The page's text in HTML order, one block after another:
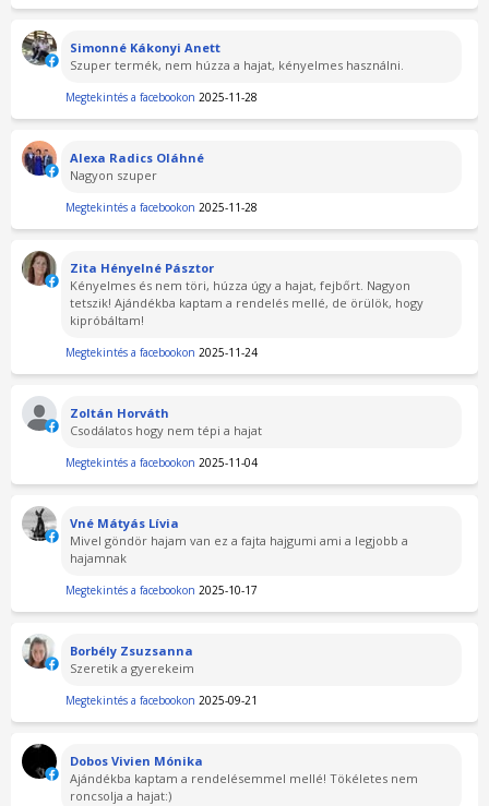
Simonné Kákonyi Anett
Szuper termék, nem húzza a hajat, kényelmes használni.
Megtekintés a facebookon 2025-11-28
Alexa Radics Oláhné
Nagyon szuper
Megtekintés a facebookon 2025-11-28
Zita Hényelné Pásztor
Kényelmes és nem töri, húzza úgy a hajat, fejbőrt. Nagyon
tetszik! Ajándékba kaptam a rendelés mellé, de örülök, hogy
kipróbáltam!
Megtekintés a facebookon 2025-11-24
Zoltán Horváth
Csodálatos hogy nem tépi a hajat
Megtekintés a facebookon 2025-11-04
Vné Mátyás Lívia
Mivel göndör hajam van ez a fajta hajgumi ami a legjobb a
hajamnak
Megtekintés a facebookon 2025-10-17
Borbély Zsuzsanna
Szeretik a gyerekeim
Megtekintés a facebookon 2025-09-21
Dobos Vivien Mónika
Ajándékba kaptam a rendelésemmel mellé! Tökéletes nem
roncsolja a hajat:)